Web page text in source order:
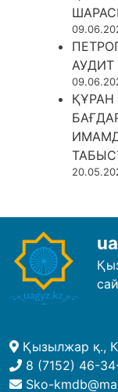
АУДИТ
Қызылжар қ.,
8 (7152) 46-
Sko-